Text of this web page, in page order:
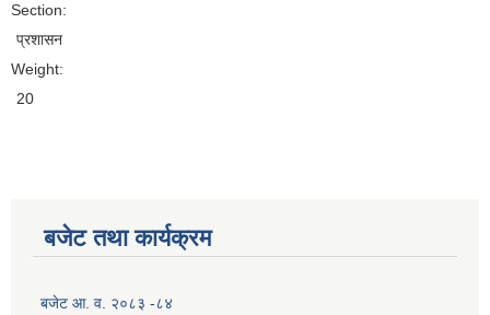
Section:
प्रशासन
Weight:
20
बजेट तथा कार्यक्रम
बजेट आ. व. २०८३ -८४